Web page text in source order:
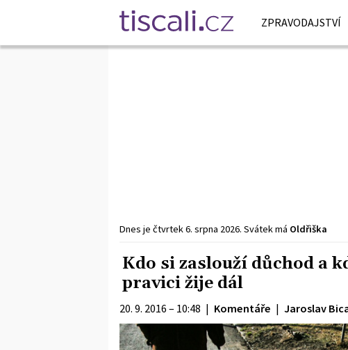
ZPRAVODAJSTVÍ
Dnes je čtvrtek6. srpna 2026. Svátek má Oldřiška
Kdo si zaslouží důchod a
pravici žije dál
20. 9. 2016 – 10:48 | Komentáře | Jaroslav